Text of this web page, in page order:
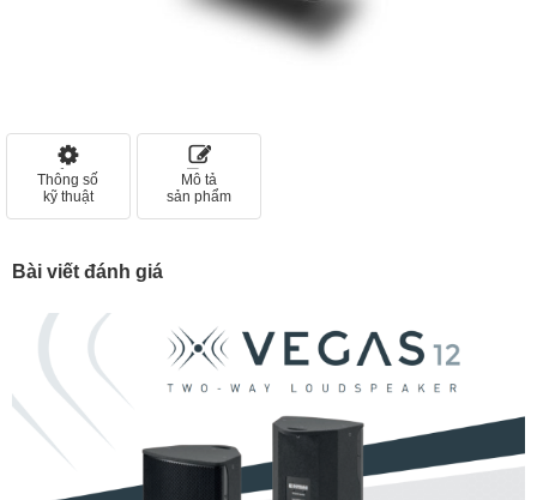
Thông số
kỹ thuật
Mô tả
sản phẩm
Bài viết đánh giá